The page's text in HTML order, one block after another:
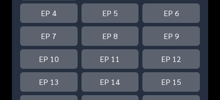
EP 4 EP 5 EP 6
EP 7 EP 8 EP 9
EP 10 EP 11 EP 12
EP 13 EP 14 EP 15